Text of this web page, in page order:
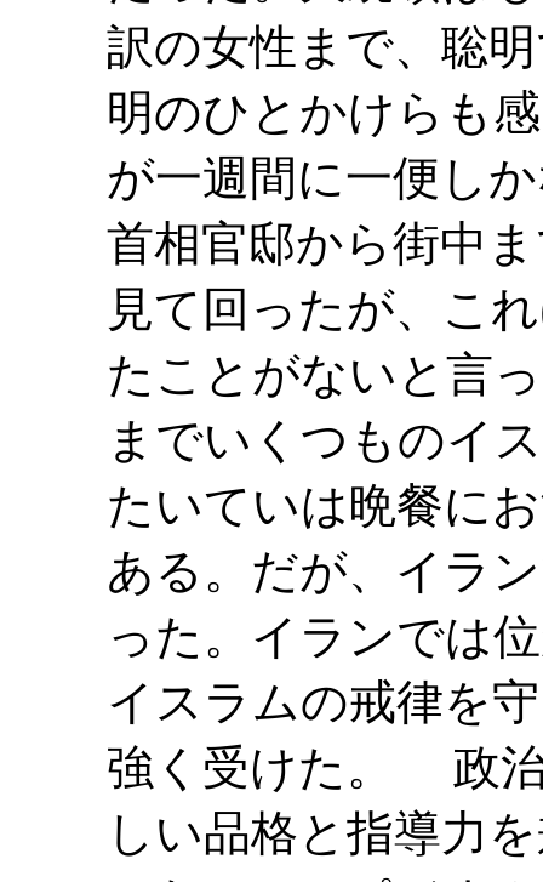
訳の女性まで、聡
明のひとかけらも
が一週間に一便し
首相官邸から街中
見て回ったが、こ
たことがないと言
までいくつものイ
たいていは晩餐に
ある。だが、イラ
った。イランでは
イスラムの戒律を
強く受けた。 政
しい品格と指導力